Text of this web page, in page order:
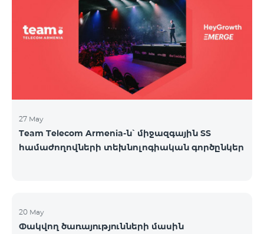
27 May
Team Telecom Armenia-ն՝ միջազգային ՏՏ
համաժողովների տեխնոլոգիական գործընկեր
20 May
Փակվող ծառայությունների մասին